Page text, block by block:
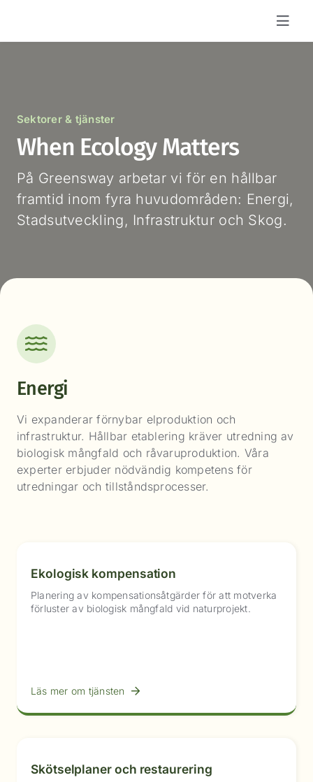
innehållet
Sektorer & tjänster
When Ecology Matters
På Greensway arbetar vi för en hållbar
framtid inom fyra huvudområden: Energi,
Stadsutveckling, Infrastruktur och Skog.
Energi
Vi expanderar förnybar elproduktion och
infrastruktur. Hållbar etablering kräver utredning av
biologisk mångfald och råvaruproduktion. Våra
experter erbjuder nödvändig kompetens för
utredningar och tillståndsprocesser.
Ekologisk kompensation
Planering av kompensationsåtgärder för att motverka
förluster av biologisk mångfald vid naturprojekt.
Läs mer om tjänsten
Skötselplaner och restaurering